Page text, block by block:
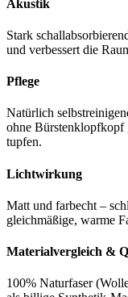
Akustik
Stark
und verbessert die
Pflege
Natürlich
ohne Bürstenklopfkopf
tupfen.
Lichtwirkung
Matt und farbecht –
gleichmäßige, warme
Materialvergleich &
100% Naturfaser